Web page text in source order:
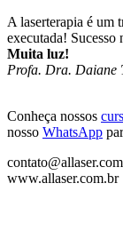
A laserterapia é um
executada! Sucesso
Muita luz!
Profa. Dra. Daiane
Conheça nossos
nosso WhatsApp
www.allaser.com.br